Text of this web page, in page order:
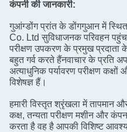
कंपनी की जानकारी:
गुआंग्डोंग प्रांत के डोंगगुआन में
Co. Ltd सुविधाजनक परिवहन
परीक्षण उपकरण के प्रमुख प्रदाता
बहुत गर्व करते हैंनवाचार के प्रति
अत्याधुनिक पर्यावरण परीक्षण कक्षों
विशेषज्ञ हैं।
हमारी विस्तृत श्रृंखला में तापमान
कक्ष, तन्यता परीक्षण मशीन और
करता है वह है आपकी विशिष्ट